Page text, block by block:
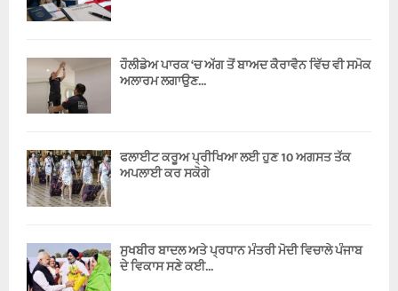
ਹੌਲੀਡੇਅ ਪਾਰਕ ‘ਚ ਅੱਗ ਤੋਂ ਬਾਅਦ ਕੈਰਾਵੈਨ ਵਿੱਚ ਵੀ ਸਮੋਕ
ਅਲਾਰਮ ਲਗਾਉਣ...
ਫਲਾਈਟ ਕਰੂਅ ਪ੍ਰੀਖਿਆ ਲਈ ਹੁਣ 10 ਅਗਸਤ ਤੱਕ
ਅਪਲਾਈ ਕਰ ਸਕੋਗੇ
ਸੁਖਬੀਰ ਬਾਦਲ ਅਤੇ ਪ੍ਰਧਾਨ ਮੰਤਰੀ ਮੋਦੀ ਵਿਚਾਲੇ ਪੰਜਾਬ
ਦੇ ਵਿਕਾਸ ਸਣੇ ਕਈ...